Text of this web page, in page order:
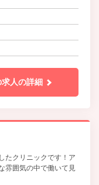
求人の詳細
たクリニックです！ア
雰囲気の中で働いて見